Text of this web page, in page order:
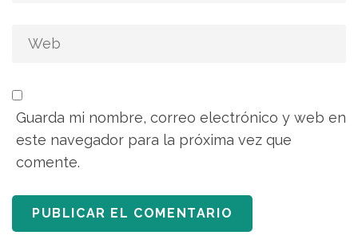
Guarda mi nombre, correo electrónico y web en
este navegador para la próxima vez que
comente.